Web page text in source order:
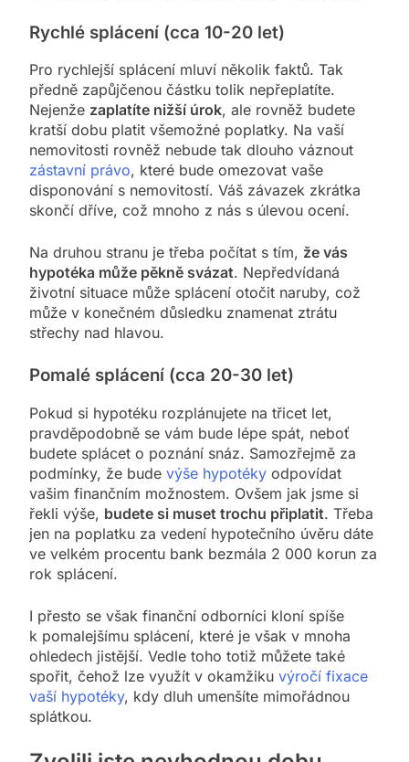
Rychlé splácení (cca 10-20 let)
Pro rychlejší splácení mluví několik faktů. Tak
předně zapůjčenou částku tolik nepřeplatíte.
Nejenže zaplatíte nižší úrok, ale rovněž budete
kratší dobu platit všemožné poplatky. Na vaší
nemovitosti rovněž nebude tak dlouho váznout
zástavní právo, které bude omezovat vaše
disponování s nemovitostí. Váš závazek zkrátka
skončí dříve, což mnoho z nás s úlevou ocení.
Na druhou stranu je třeba počítat s tím, že vás
hypotéka může pěkně svázat. Nepředvídaná
životní situace může splácení otočit naruby, což
může v konečném důsledku znamenat ztrátu
střechy nad hlavou.
Pomalé splácení (cca 20-30 let)
Pokud si hypotéku rozplánujete na třicet let,
pravděpodobně se vám bude lépe spát, neboť
budete splácet o poznání snáz. Samozřejmě za
podmínky, že bude výše hypotéky odpovídat
vašim finančním možnostem. Ovšem jak jsme si
řekli výše, budete si muset trochu připlatit. Třeba
jen na poplatku za vedení hypotečního úvěru dáte
ve velkém procentu bank bezmála 2 000 korun za
rok splácení.
I přesto se však finanční odborníci kloní spíše
k pomalejšímu splácení, které je však v mnoha
ohledech jistější. Vedle toho totiž můžete také
spořit, čehož lze využít v okamžiku výročí fixace
vaší hypotéky, kdy dluh umenšíte mimořádnou
splátkou.